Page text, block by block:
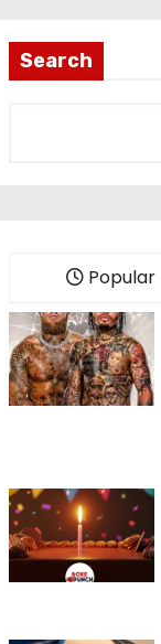
Search
Popular